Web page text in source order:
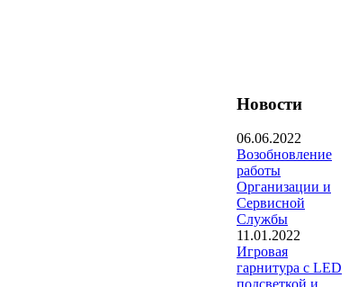
Новости
06.06.2022
Возобновление
работы
Организации и
Сервисной
Службы
11.01.2022
Игровая
гарнитура с LED